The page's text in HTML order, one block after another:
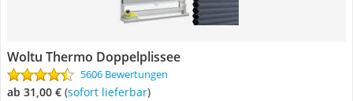
Woltu Thermo Doppelplissee
5606 Bewertungen
ab 31,00 € ( Sofort lieferbar)